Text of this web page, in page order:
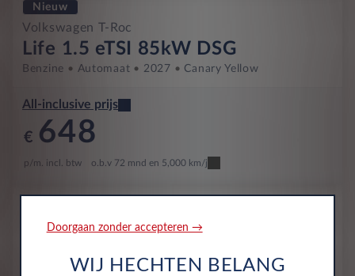
Nieuw
Volkswagen T-Roc
Life 1.5 eTSI 85kW DSG
Benzine Automaat 2027 Canary Yellow
All-inclusive prijs
€ 648
p/m. incl. btw o.b.v 72 mnd en 5,000 km/j
Volkswagen T-Roc
Automaat 2027 Canary Yellow
Doorgaan zonder accepteren →
WIJ HECHTEN BELANG